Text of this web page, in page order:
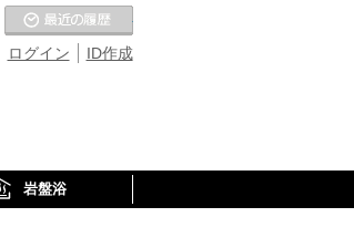
ID作成
ログイン
お気に入りの温泉
岩盤浴